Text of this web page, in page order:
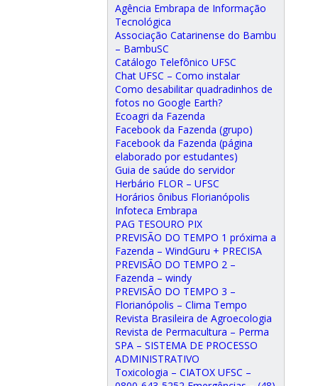
Agência Embrapa de Informação
Tecnológica
Associação Catarinense do Bambu
– BambuSC
Catálogo Telefônico UFSC
Chat UFSC – Como instalar
Como desabilitar quadradinhos de
fotos no Google Earth?
Ecoagri da Fazenda
Facebook da Fazenda (grupo)
Facebook da Fazenda (página
elaborado por estudantes)
Guia de saúde do servidor
Herbário FLOR – UFSC
Horários ônibus Florianópolis
Infoteca Embrapa
PAG TESOURO PIX
PREVISÃO DO TEMPO 1 próxima a
Fazenda – WindGuru + PRECISA
PREVISÃO DO TEMPO 2 –
Fazenda – windy
PREVISÃO DO TEMPO 3 –
Florianópolis – Clima Tempo
Revista Brasileira de Agroecologia
Revista de Permacultura – Perma
SPA – SISTEMA DE PROCESSO
ADMINISTRATIVO
Toxicologia – CIATOX UFSC –